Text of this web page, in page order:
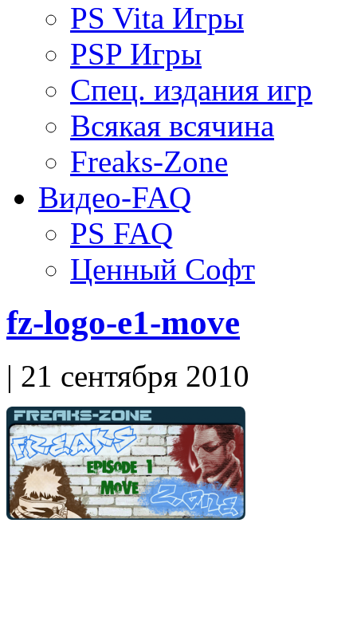
PS Vita Игры
PSP Игры
Спец. издания игр
Всякая всячина
Freaks-Zone
Видео-FAQ
PS FAQ
Ценный Софт
fz-logo-e1-move
| 21 сентября 2010